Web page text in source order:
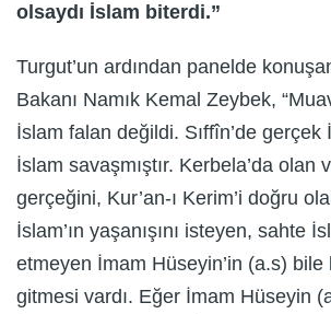
olsaydı İslam biterdi.”
Turgut’un ardından panelde
Bakanı Namık Kemal Zeybek,
İslam falan değildi. Sıffîn’de
İslam savaşmıştır. Kerbela’da olan
gerçeğini, Kur’an-ı Kerim’i doğru
İslam’ın yaşanışını isteyen, sahte
etmeyen İmam Hüseyin’in (a.s) bile
gitmesi vardı. Eğer İmam Hüseyin